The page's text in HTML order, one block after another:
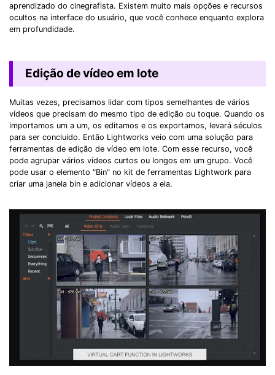
aprendizado do cinegrafista. Existem muito mais opções e recursos
ocultos na interface do usuário, que você conhece enquanto explora
em profundidade.
Edição de vídeo em lote
Muitas vezes, precisamos lidar com tipos semelhantes de vários
vídeos que precisam do mesmo tipo de edição ou toque. Quando os
importamos um a um, os editamos e os exportamos, levará séculos
para ser concluído. Então Lightworks veio com uma solução para
ferramentas de edição de vídeo em lote. Com esse recurso, você
pode agrupar vários vídeos curtos ou longos em um grupo. Você
pode usar o elemento "Bin" no kit de ferramentas Lightwork para
criar uma janela bin e adicionar vídeos a ela.